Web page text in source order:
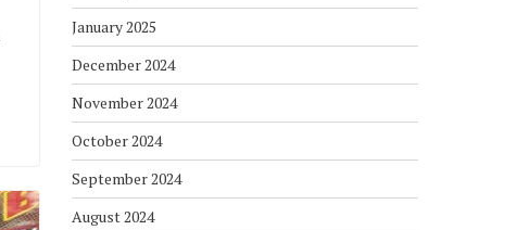
January 2025
December 2024
November 2024
October 2024
September 2024
August 2024